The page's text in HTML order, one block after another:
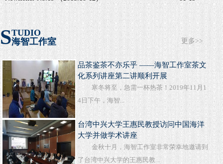
STUDIO
海智工作室
更多>>
品茶鉴茶不亦乐乎 ——海智工作室茶文
化系列讲座第二讲顺利开展
寒冬将至，急需一杯热茶！2019年11月1
4日下午，海智...
台湾中兴大学王惠民教授访问中国海洋
大学并做学术讲座
金秋十月，海智工作室非常荣幸地邀请到
了台湾中兴大学的王惠民教...